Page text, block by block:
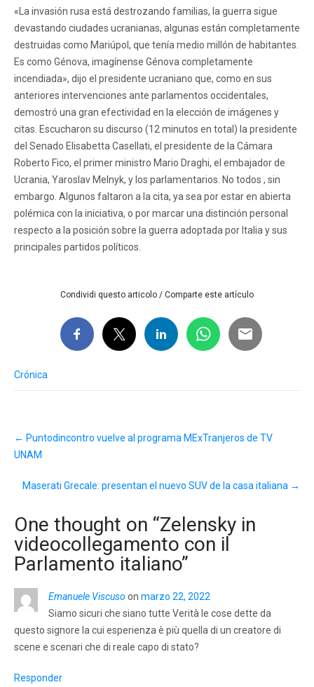
«La invasión rusa está destrozando familias, la guerra sigue
devastando ciudades ucranianas, algunas están completamente
destruidas como Mariúpol, que tenía medio millón de habitantes.
Es como Génova, imagínense Génova completamente
incendiada», dijo el presidente ucraniano que, como en sus
anteriores intervenciones ante parlamentos occidentales,
demostró una gran efectividad en la elección de imágenes y
citas. Escucharon su discurso (12 minutos en total) la presidente
del Senado Elisabetta Casellati, el presidente de la Cámara
Roberto Fico, el primer ministro Mario Draghi, el embajador de
Ucrania, Yaroslav Melnyk, y los parlamentarios. No todos , sin
embargo. Algunos faltaron a la cita, ya sea por estar en abierta
polémica con la iniciativa, o por marcar una distinción personal
respecto a la posición sobre la guerra adoptada por Italia y sus
principales partidos políticos.
Condividi questo articolo / Comparte este artículo
Crónica
navigation
← Puntodincontro vuelve al programa MExTranjeros de TV
UNAM
Maserati Grecale: presentan el nuevo SUV de la casa italiana →
One thought on “Zelensky in
videocollegamento con il
Parlamento italiano”
Emanuele Viscuso on marzo 22, 2022
Siamo sicuri che siano tutte Verità le cose dette da
questo signore la cui esperienza è più quella di un creatore di
scene e scenari che di reale capo di stato?
Responder